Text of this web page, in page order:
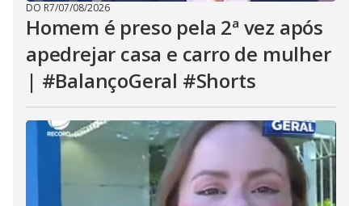
DO R7/07/08/2026
Homem é preso pela 2ª vez após
apedrejar casa e carro de mulher
| #BalançoGeral #Shorts